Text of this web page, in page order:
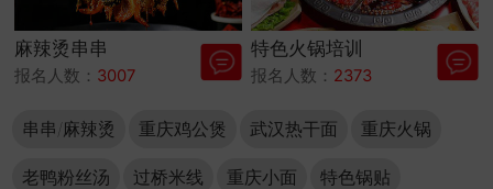
麻辣烫串串
报名人数： 3007
特色火锅培训
报名人数： 2373
串串/麻辣烫 重庆鸡公煲 武汉热干面 重庆火锅
老鸭粉丝汤 过桥米线 重庆小面 特色锅贴